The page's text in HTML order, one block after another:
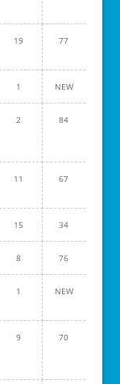
19 77
1 NEW
2 84
11 67
15 34
8 76
1 NEW
9 70